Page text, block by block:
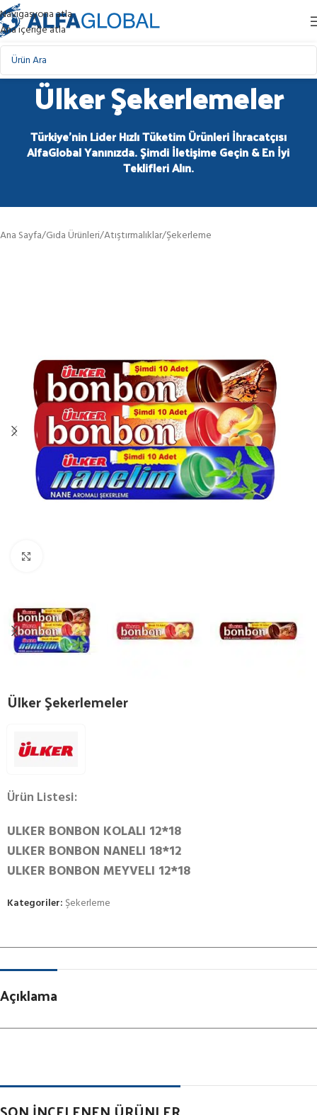
Navigasyona atla
Ana içeriğe atla
Ülker Şekerlemeler
Türkiye'nin Lider Hızlı Tüketim Ürünleri İhracatçısı
AlfaGlobal Yanınızda. Şimdi İletişime Geçin & En İyi
Teklifleri Alın.
Ana Sayfa/Gıda Ürünleri/Atıştırmalıklar/Şekerleme
Ülker Şekerlemeler
Ürün Listesi:
ULKER BONBON KOLALI 12*18
ULKER BONBON NANELI 18*12
ULKER BONBON MEYVELI 12*18
Kategoriler: Şekerleme
Açıklama